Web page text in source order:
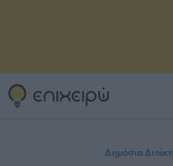
Δημόσια